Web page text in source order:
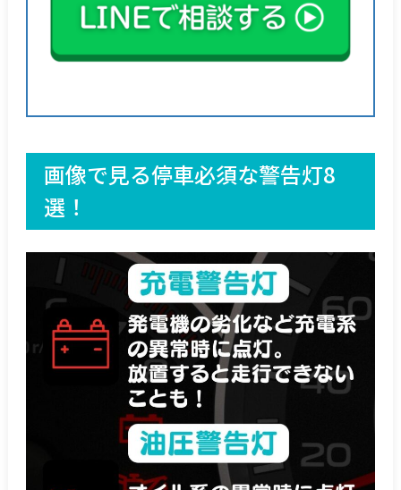
画像で見る停車必須な警告灯8
選！